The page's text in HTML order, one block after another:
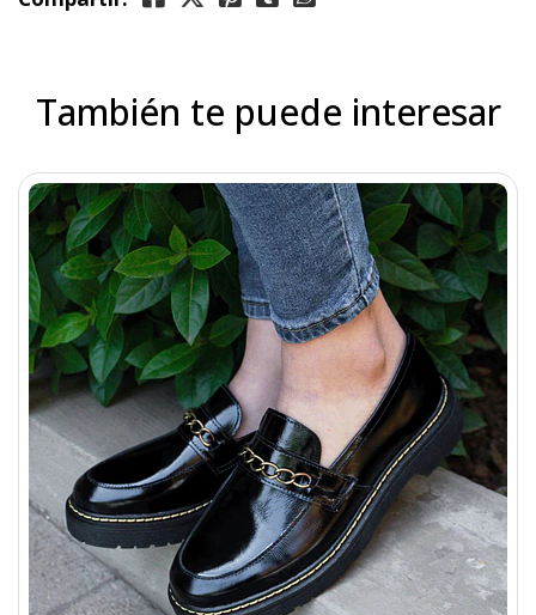
También te puede interesar